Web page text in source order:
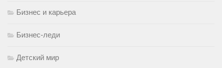
Бизнес и карьера
Бизнес-леди
Детский мир